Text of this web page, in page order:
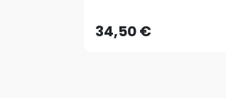
34,50 €AJOUTER AU PANIER